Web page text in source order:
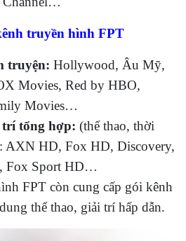
truyền hình FPT
truyện: Hollywood, Âu Mỹ,
Movies, Red by HBO,
Movies…
tổng hợp: (thể thao, thời
AXN HD, Fox HD, Discovery,
Fox Sport HD…
FPT còn cung cấp gói kênh
thể thao, giải trí hấp dẫn.